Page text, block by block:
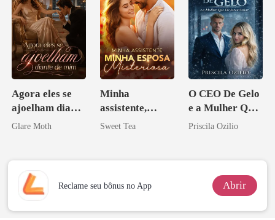
Agora eles se
ajoelham diante
de mim
Glare Moth
Minha
assistente,
minha esposa
Sweet Tea
O CEO De Gelo
e a Mulher Que
Ele Jurou Odiar
Priscila Ozilio
Reclame seu bônus no App Abrir